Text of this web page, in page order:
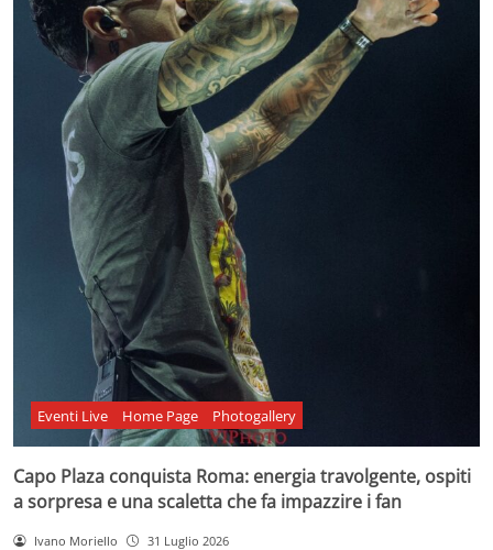
Eventi Live Home Page Photogallery
Capo Plaza conquista Roma: energia travolgente, ospiti
a sorpresa e una scaletta che fa impazzire i fan
Ivano Moriello 31 Luglio 2026